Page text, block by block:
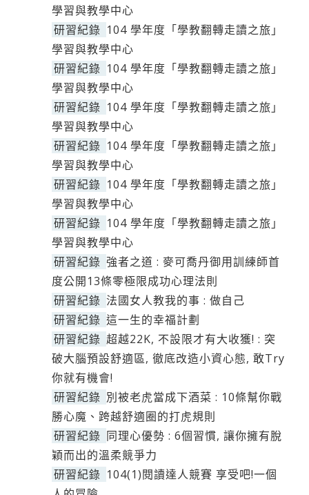
學習與教學中心
研習紀錄 104 學年度「學教翻轉走讀之旅」
學習與教學中心
研習紀錄 104 學年度「學教翻轉走讀之旅」
學習與教學中心
研習紀錄 104 學年度「學教翻轉走讀之旅」
學習與教學中心
研習紀錄 104 學年度「學教翻轉走讀之旅」
學習與教學中心
研習紀錄 104 學年度「學教翻轉走讀之旅」
學習與教學中心
研習紀錄 104 學年度「學教翻轉走讀之旅」
學習與教學中心
研習紀錄 強者之道 : 麥可喬丹御用訓練師首
度公開13條零極限成功心理法則
研習紀錄 法國女人教我的事 : 做自己
研習紀錄 這一生的幸福計劃
研習紀錄 超越22K, 不設限才有大收獲! : 突
破大腦預設舒適區, 徹底改造小資心態, 敢Try
你就有機會!
研習紀錄 別被老虎當成下酒菜 : 10條幫你戰
勝心魔、跨越舒適圈的打虎規則
研習紀錄 同理心優勢 : 6個習慣, 讓你擁有脫
穎而出的溫柔競爭力
研習紀錄 104(1)閱讀達人競賽 享受吧!一個